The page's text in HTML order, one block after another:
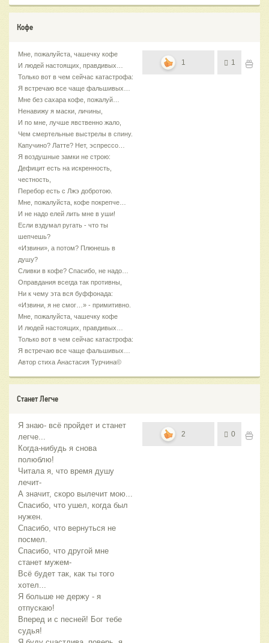
Кофе
Мне, пожалуйста, чашечку кофе
И людей настоящих, правдивых…
Только вот в чем сейчас катастрофа:
Я встречаю все чаще фальшивых…
Мне без сахара кофе, пожалуй…
Ненавижу я маски, личины,
И по мне, лучше явственно жало,
Чем смертельные выстрелы в спину.
Капучино? Латте? Нет, эспрессо…
Я воздушные замки не строю:
Дефицит есть на искренность,
честность,
Перебор есть с Лжэ добротою.
Мне, пожалуйста, кофе покрепче…
И не надо елей лить мне в уши!
Если вздумал ругать - что ты
шепчешь?
«Извини», а потом? Плюнешь в
душу?
Сливки в кофе? Спасибо, не надо…
Оправдания всегда так противны,
Ни к чему эта вся буффонада:
«Извини, я не смог…» - примитивно.
Мне, пожалуйста, чашечку кофе
И людей настоящих, правдивых…
Только вот в чем сейчас катастрофа:
Я встречаю все чаще фальшивых…
Автор стиха Анастасия Турчина©
1 1
Станет Легче
Я знаю- всё пройдет и станет
легче...
Когда-нибудь я снова
полюблю!
Читала я, что время душу
лечит-
А значит, скоро вылечит мою...
Спасибо, что ушел, когда был
нужен.
Спасибо, что вернуться не
посмел.
Спасибо, что другой мне
станет мужем-
Всё будет так, как ты того
хотел...
Я больше не держу - я
отпускаю!
Вперед и с песней! Бог тебе
судья!
2 0